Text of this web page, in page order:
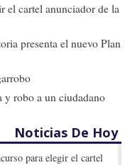
el cartel anunciador de la
presenta el nuevo Plan
y robo a un ciudadano
Noticias De Hoy
para elegir el cartel